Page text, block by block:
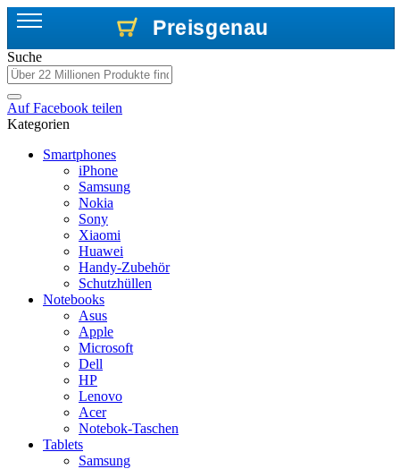
Preisgenau
Preisgenau
Preisgenau
Suche
AufFacebook teilen
Kategorien
Smartphones
iPhone
Samsung
Nokia
Sony
Xiaomi
Huawei
Handy-Zubehör
Schutzhüllen
Notebooks
Asus
Apple
Microsoft
Dell
HP
Lenovo
Acer
Notebok-Taschen
Tablets
Samsung